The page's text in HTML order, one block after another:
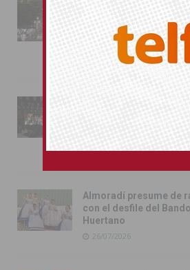
La fiesta se adueña de
Almoradí con la
de los cargos festeros
toma del castillo
31/07/2026
Pilar de la Horadada
conmemora con
40º aniversario de su
independencia como
Almoradí presume de
con el desfile del Bando
Huertano
26/07/2026